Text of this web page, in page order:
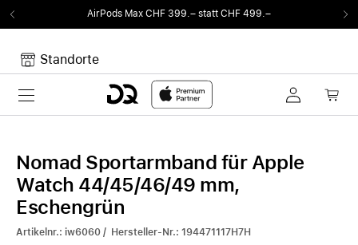
AirPods Max CHF 399.– statt CHF 499.–
Standorte
Toggle navigation
Nomad Sportarmband für Apple
Watch 44/45/46/49 mm,
Eschengrün
Artikelnr.: iw6060 / Hersteller-Nr.: 194471117H7H